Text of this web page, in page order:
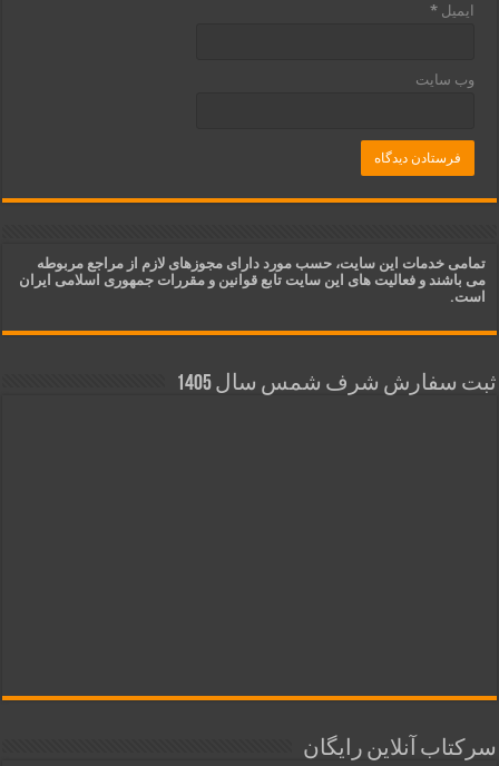
ایمیل*
وب‌ سایت
تمامی خدمات این سایت، حسب مورد دارای مجوزهای لازم از مراجع مربوطه
می باشند و فعالیت های این سایت تابع قوانین و مقررات جمهوری اسلامی ایران
است.
ثبت سفارش شرف شمس سال 1405
سرکتاب آنلاین رایگان